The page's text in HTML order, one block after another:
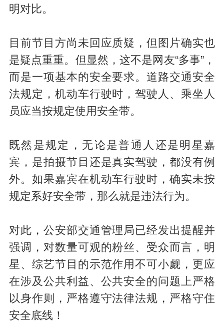
明对比。
目前节目方尚未回应质疑，但图片确实也
是疑点重重。但显然，这不是网友“多事”，
而是一项基本的安全要求。道路交通安全
法规定，机动车行驶时，驾驶人、乘坐人
员应当按规定使用安全带。
既然是规定，无论是普通人还是明星嘉
宾，是拍摄节目还是真实驾驶，都没有例
外。如果嘉宾在机动车行驶时，确实未按
规定系好安全带，那么就是违法行为。
对此，公安部交通管理局已经发出提醒并
强调，对数量可观的粉丝、受众而言，明
星、综艺节目的示范作用不可小觑，更应
在涉及公共利益、公共安全的问题上严格
以身作则，严格遵守法律法规，严格守住
安全底线！